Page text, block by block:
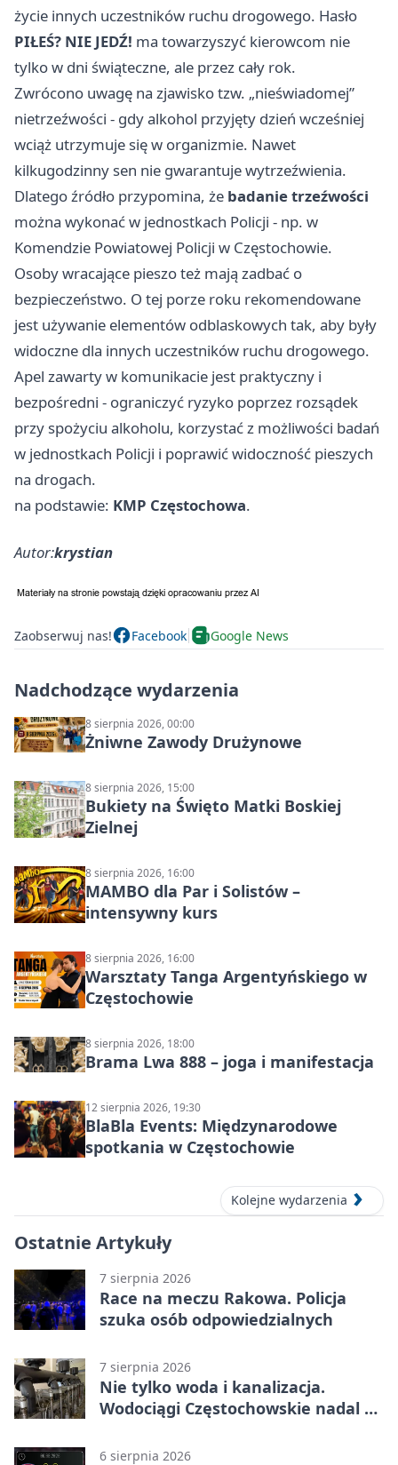
życie innych uczestników ruchu drogowego. Hasło
PIŁEŚ? NIE JEDŹ! ma towarzyszyć kierowcom nie
tylko w dni świąteczne, ale przez cały rok.
Zwrócono uwagę na zjawisko tzw. „nieświadomej”
nietrzeźwości - gdy alkohol przyjęty dzień wcześniej
wciąż utrzymuje się w organizmie. Nawet
kilkugodzinny sen nie gwarantuje wytrzeźwienia.
Dlatego źródło przypomina, że badanie trzeźwości
można wykonać w jednostkach Policji - np. w
Komendzie Powiatowej Policji w Częstochowie.
Osoby wracające pieszo też mają zadbać o
bezpieczeństwo. O tej porze roku rekomendowane
jest używanie elementów odblaskowych tak, aby były
widoczne dla innych uczestników ruchu drogowego.
Apel zawarty w komunikacie jest praktyczny i
bezpośredni - ograniczyć ryzyko poprzez rozsądek
przy spożyciu alkoholu, korzystać z możliwości badań
w jednostkach Policji i poprawić widoczność pieszych
na drogach.
na podstawie: KMP Częstochowa.
Autor:krystian
Zaobserwuj nas! Facebook Google News
Nadchodzące wydarzenia
8 sierpnia 2026, 00:00
Żniwne Zawody Drużynowe
8 sierpnia 2026, 15:00
Bukiety na Święto Matki Boskiej
Zielnej
8 sierpnia 2026, 16:00
MAMBO dla Par i Solistów –
intensywny kurs
8 sierpnia 2026, 16:00
Warsztaty Tanga Argentyńskiego w
Częstochowie
8 sierpnia 2026, 18:00
Brama Lwa 888 – joga i manifestacja
12 sierpnia 2026, 19:30
BlaBla Events: Międzynarodowe
spotkania w Częstochowie
Kolejne wydarzenia
Ostatnie Artykuły
7 sierpnia 2026
Race na meczu Rakowa. Policja
szuka osób odpowiedzialnych
7 sierpnia 2026
Nie tylko woda i kanalizacja.
Wodociągi Częstochowskie nadal w
6 sierpnia 2026